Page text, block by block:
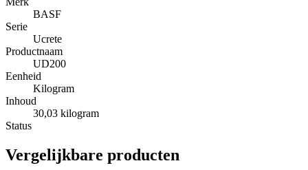
BASF
Serie
Ucrete
Productnaam
UD200
Eenheid
Kilogram
Inhoud
30,03 kilogram
Status
Vergelijkbare producten